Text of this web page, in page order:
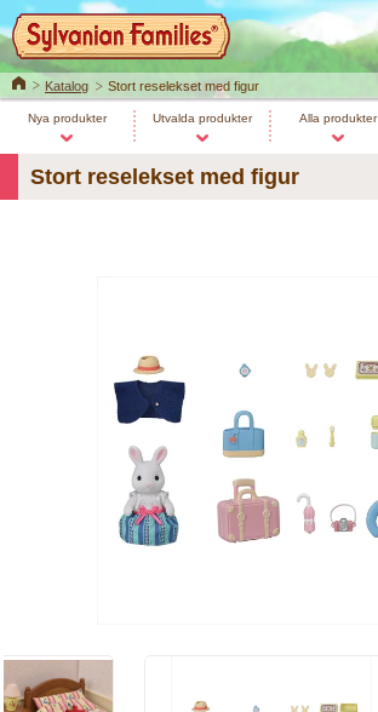
HomeKatalog Stort reselekset med figur
Nya produkter Utvalda produkter Alla produkter
Stort reselekset med figur